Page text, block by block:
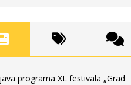
kraja da dokučimo
programa XL festivala „Grad